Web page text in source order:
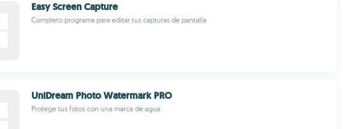
Easy Screen Capture
Completo programa para editar tus capturas de pantalla
UniDream Photo Watermark PRO
Protege tus fotos con una marca de agua